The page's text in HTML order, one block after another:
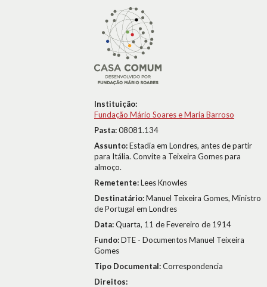
Instituição:
Fundação Mário Soares e Maria Barroso
Pasta:08081.134
Assunto:Estadia em Londres, antes de partir
para Itália. Convite a Teixeira Gomes para
almoço.
Remetente:Lees Knowles
Destinatário:Manuel Teixeira Gomes, Ministro
de Portugal em Londres
Data:Quarta, 11 de Fevereiro de 1914
Fundo:DTE - Documentos Manuel Teixeira
Gomes
Tipo Documental:Correspondencia
Direitos: